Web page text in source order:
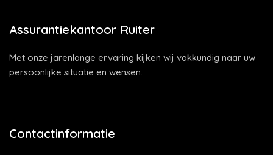
Assurantiekantoor Ruiter
Met onze jarenlange ervaring kijken wij vakkundig naar uw
persoonlijke situatie en wensen.
Contactinformatie